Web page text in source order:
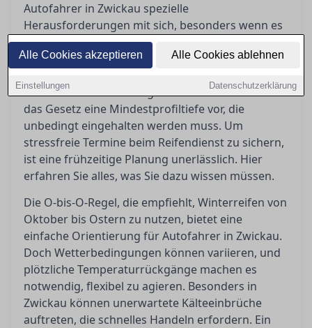
Alle Cookies akzeptieren Alle Cookies ablehnen
Einstellungen Datenschutzerklärung
Autofahrer in Zwickau spezielle
Herausforderungen mit sich, besonders wenn es
um den Reifenwechsel geht. Die O-bis-O-Regel –
von Oktober bis Ostern – ist zwar ein nützlicher
wirklich sicher unterwegs zu sein. Zudem schreibt
das Gesetz eine Mindestprofiltiefe vor, die
unbedingt eingehalten werden muss. Um
stressfreie Termine beim Reifendienst zu sichern,
ist eine frühzeitige Planung unerlässlich. Hier
erfahren Sie alles, was Sie dazu wissen müssen.
Die O-bis-O-Regel, die empfiehlt, Winterreifen von
Oktober bis Ostern zu nutzen, bietet eine
einfache Orientierung für Autofahrer in Zwickau.
Doch Wetterbedingungen können variieren, und
plötzliche Temperaturrückgänge machen es
notwendig, flexibel zu agieren. Besonders in
Zwickau können unerwartete Kälteeinbrüche
auftreten, die schnelles Handeln erfordern. Ein